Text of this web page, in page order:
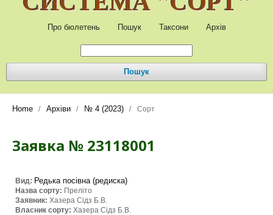
Про бюлетень Пошук Таксони Архів
Пошук
Home / Архіви / № 4 (2023) / Сорт
Заявка № 23118001
Вид: Редька посівна (редиска)
Назва сорту: Преліто
Заявник: Хазера Сідз Б.В.
Власник сорту: Хазера Сідз Б.В.